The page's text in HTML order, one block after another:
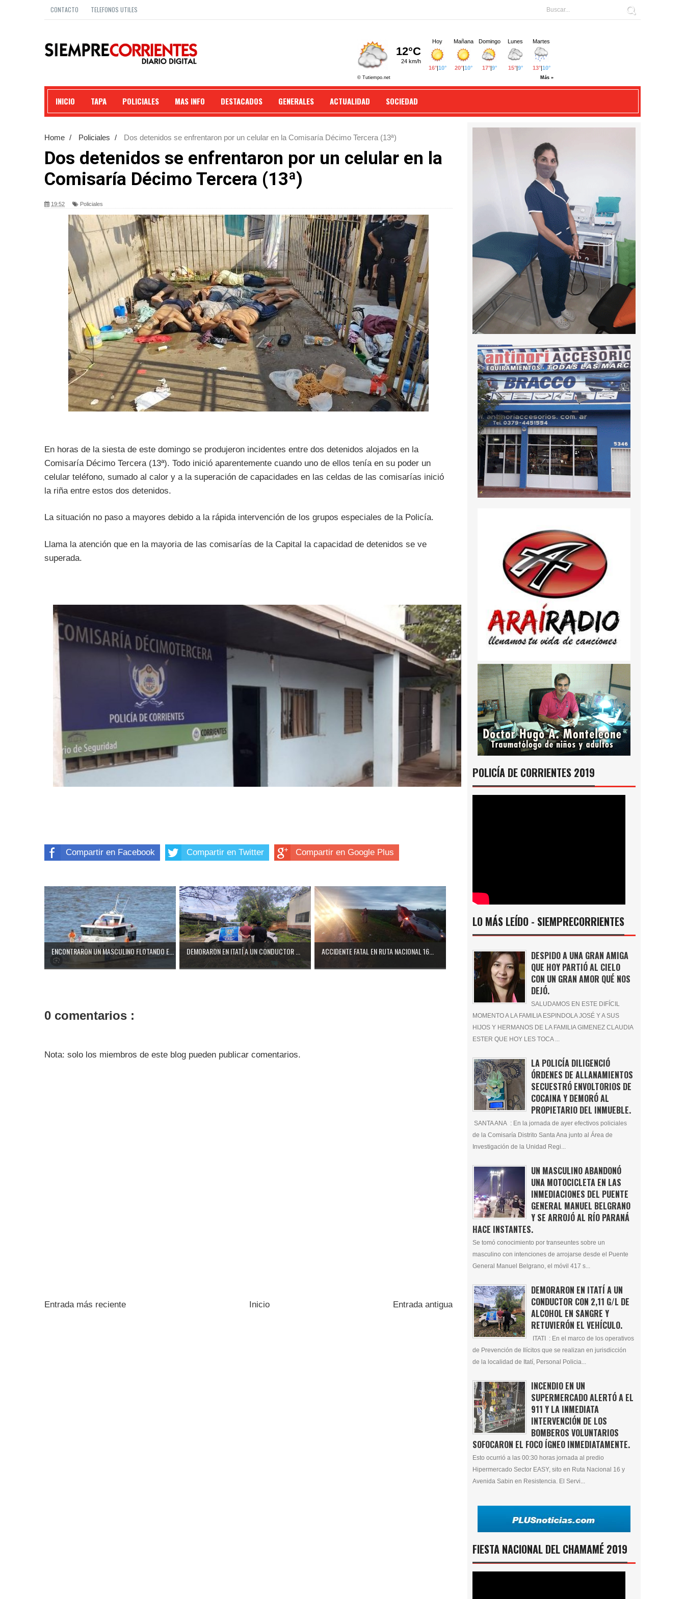
CONTACTO TELEFONOS UTILES
INICIO TAPA POLICIALES MAS INFO DESTACADOS GENERALES ACTUALIDAD SOCIEDAD
Home / Policiales / Dos detenidos se enfrentaron por un celular en la Comisaría Décimo Tercera (13ª)
Dos detenidos se enfrentaron por un celular en la
Comisaría Décimo Tercera (13ª)
19:52 Policiales
En horas de la siesta de este domingo se produjeron incidentes entre dos detenidos alojados en la
Comisaría Décimo Tercera (13ª). Todo inició aparentemente cuando uno de ellos tenía en su poder un
celular teléfono, sumado al calor y a la superación de capacidades en las celdas de las comisarías inició
la riña entre estos dos detenidos.
La situación no paso a mayores debido a la rápida intervención de los grupos especiales de la Policía.
Llama la atención que en la mayoria de las comisarías de la Capital la capacidad de detenidos se ve
superada.
Compartir en Facebook Compartir en Twitter Compartir en Google Plus
ENCONTRARON UN MASCULINO FLOTANDO E... DEMORARON EN ITATÍ A UN CONDUCTOR ... ACCIDENTE FATAL EN RUTA NACIONAL 16...
0 comentarios :
Nota: solo los miembros de este blog pueden publicar comentarios.
Entrada más reciente Entrada antigua
Inicio
POLICÍA DE CORRIENTES 2019
LO MÁS LEÍDO - SIEMPRECORRIENTES
DESPIDO A UNA GRAN AMIGA
QUE HOY PARTIÓ AL CIELO
CON UN GRAN AMOR QUÉ NOS
DEJÓ.
SALUDAMOS EN ESTE DIFÍCIL
MOMENTO A LA FAMILIA ESPINDOLA JOSÉ Y A SUS
HIJOS Y HERMANOS DE LA FAMILIA GIMENEZ CLAUDIA
ESTER QUE HOY LES TOCA ...
LA POLICÍA DILIGENCIÓ
ÓRDENES DE ALLANAMIENTOS
SECUESTRÓ ENVOLTORIOS DE
COCAINA Y DEMORÓ AL
PROPIETARIO DEL INMUEBLE.
SANTA ANA : En la jornada de ayer efectivos policiales
de la Comisaría Distrito Santa Ana junto al Área de
Investigación de la Unidad Regi...
UN MASCULINO ABANDONÓ
UNA MOTOCICLETA EN LAS
INMEDIACIONES DEL PUENTE
GENERAL MANUEL BELGRANO
Y SE ARROJÓ AL RÍO PARANÁ
HACE INSTANTES.
Se tomó conocimiento por transeuntes sobre un
masculino con intenciones de arrojarse desde el Puente
General Manuel Belgrano, el móvil 417 s...
DEMORARON EN ITATÍ A UN
CONDUCTOR CON 2,11 G/L DE
ALCOHOL EN SANGRE Y
RETUVIERÓN EL VEHÍCULO.
ITATI : En el marco de los operativos
de Prevención de Ilícitos que se realizan en jurisdicción
de la localidad de Itatí, Personal Policia...
INCENDIO EN UN
SUPERMERCADO ALERTÓ A EL
911 Y LA INMEDIATA
INTERVENCIÓN DE LOS
BOMBEROS VOLUNTARIOS
SOFOCARON EL FOCO ÍGNEO INMEDIATAMENTE.
Esto ocurrió a las 00:30 horas jornada al predio
Hipermercado Sector EASY, sito en Ruta Nacional 16 y
Avenida Sabin en Resistencia. El Servi...
FIESTA NACIONAL DEL CHAMAMÉ 2019